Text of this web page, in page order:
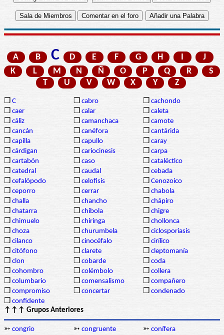
A B C D E F G H I
J
K
L M N Ñ O P Q R
S
T
U V W X Y Z
❒ C ❒ cabro ❒ cachondo
❒ caer ❒ calar ❒ caleta
❒ cáliz ❒ camanchaca ❒ camote
❒ cancán ❒ canéfora ❒ cantárida
❒ capilla ❒ capullo ❒ caray
❒ cárdigan ❒ cariocinesis ❒ carpa
❒ cartabón ❒ caso ❒ cataléctico
❒ catedral ❒ caudal ❒ cebada
❒ cefalópodo ❒ celofisis ❒ Cenozoico
❒ ceporro ❒ cerrar ❒ chabola
❒ challa ❒ chancho ❒ chápiro
❒ chatarra ❒ chibola ❒ chigre
❒ chimuelo ❒ chiringa ❒ chollonca
❒ choza ❒ churumbela ❒ ciclosporiasis
❒ cilanco ❒ cinocéfalo ❒ cirílico
❒ citófono ❒ clarete ❒ cleptomanía
❒ clon ❒ cobarde ❒ coda
❒ cohombro ❒ colémbolo ❒ collera
❒ columbario ❒ comensalismo ❒ compañero
❒ compromiso ❒ concertar ❒ condenado
❒ confidente
↑↑↑ Grupos Anteriores
➳ congrio ➳ congruente ➳ conífera